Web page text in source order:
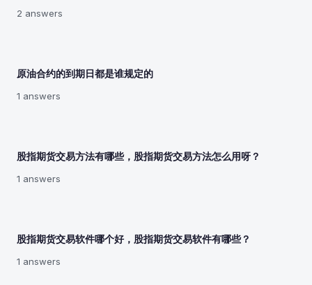
2 answers
原油合约的到期日都是谁规定的
1 answers
股指期货交易方法有哪些，股指期货交易方法怎么用呀？
1 answers
股指期货交易软件哪个好，股指期货交易软件有哪些？
1 answers